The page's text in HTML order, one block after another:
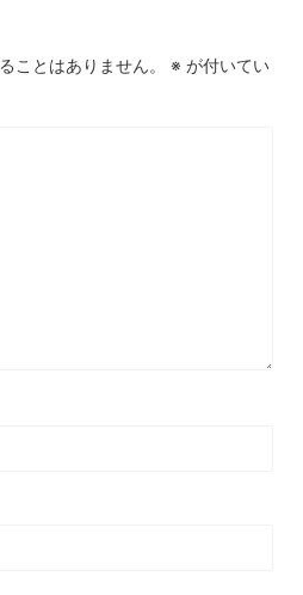
ことはありません。 ※ が付いてい